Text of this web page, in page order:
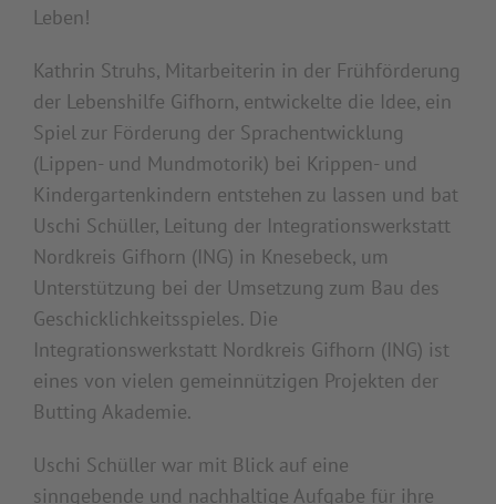
Leben!
Kathrin Struhs, Mitarbeiterin in der Frühförderung
der Lebenshilfe Gifhorn, entwickelte die Idee, ein
Spiel zur Förderung der Sprachentwicklung
(Lippen- und Mundmotorik) bei Krippen- und
Kindergartenkindern entstehen zu lassen und bat
Uschi Schüller, Leitung der Integrationswerkstatt
Nordkreis Gifhorn (ING) in Knesebeck, um
Unterstützung bei der Umsetzung zum Bau des
Geschicklichkeitsspieles. Die
Integrationswerkstatt Nordkreis Gifhorn (ING) ist
eines von vielen gemeinnützigen Projekten der
Butting Akademie.
Uschi Schüller war mit Blick auf eine
sinngebende und nachhaltige Aufgabe für ihre